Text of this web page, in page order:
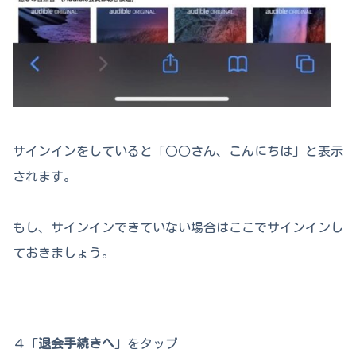
サインインをしていると「○○さん、こんにちは」と表示
されます。
もし、サインインできていない場合はここでサインインし
ておきましょう。
４「退会手続きへ 」をタップ